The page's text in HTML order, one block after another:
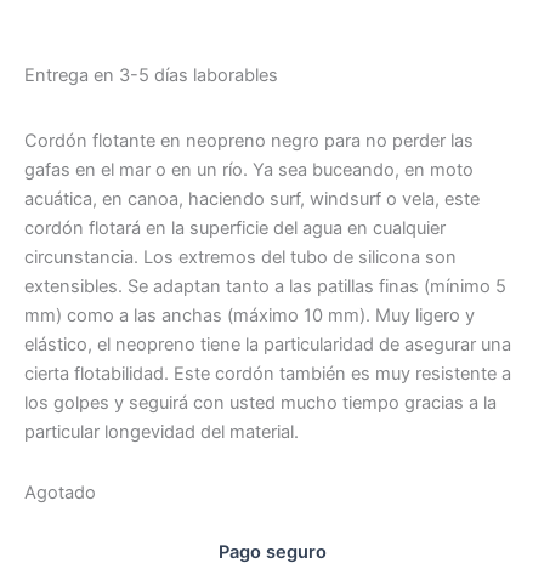
Entrega en 3-5 días laborables
Cordón flotante en neopreno negro para no perder las
gafas en el mar o en un río. Ya sea buceando, en moto
acuática, en canoa, haciendo surf, windsurf o vela, este
cordón flotará en la superficie del agua en cualquier
circunstancia. Los extremos del tubo de silicona son
extensibles. Se adaptan tanto a las patillas finas (mínimo 5
mm) como a las anchas (máximo 10 mm). Muy ligero y
elástico, el neopreno tiene la particularidad de asegurar una
cierta flotabilidad. Este cordón también es muy resistente a
los golpes y seguirá con usted mucho tiempo gracias a la
particular longevidad del material.
Agotado
Pago seguro